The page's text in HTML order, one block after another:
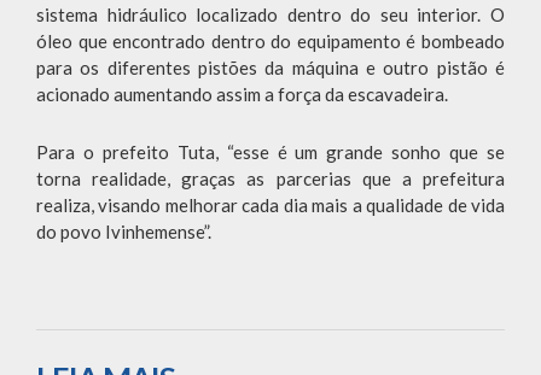
sistema hidráulico localizado dentro do seu interior. O
óleo que encontrado dentro do equipamento é bombeado
para os diferentes pistões da máquina e outro pistão é
acionado aumentando assim a força da escavadeira.
Para o prefeito Tuta, “esse é um grande sonho que se
torna realidade, graças as parcerias que a prefeitura
realiza, visando melhorar cada dia mais a qualidade de vida
do povo Ivinhemense”.